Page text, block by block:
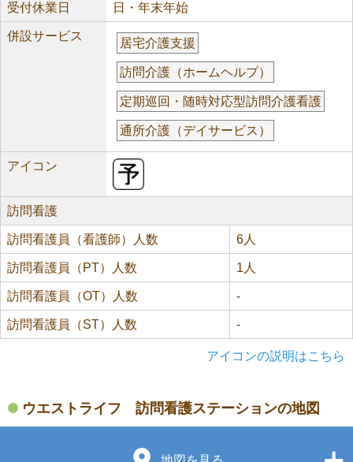
受付休業日 日・年末年始
併設サービス
居宅介護支援
訪問介護（ホームヘルプ）
定期巡回・随時対応型訪問介護看護
通所介護（デイサービス）
アイコン
訪問看護
訪問看護員（看護師）人数 6人
訪問看護員（PT）人数 1人
訪問看護員（OT）人数 -
訪問看護員（ST）人数 -
アイコンの説明はこちら
ウエストライフ 訪問看護ステーションの地図